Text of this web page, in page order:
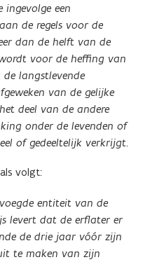
ingevolge een
de regels voor de
dan de helft van de
voor de heffing van
langstlevende
van de gelijke
deel van de andere
onder de levenden of
of gedeeltelijk verkrijgt.
volgt:
entiteit van de
levert dat de erflater er
de drie jaar vóór zijn
te maken van zijn